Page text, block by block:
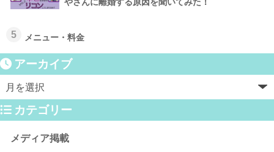
5 メニュー・料金
アーカイブ
カテゴリー
メディア掲載